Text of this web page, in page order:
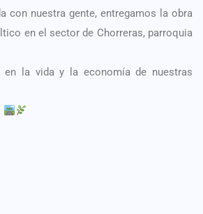
con nuestra gente, entregamos la obra
en el sector de Chorreras, parroquia
la vida y la economía de nuestras